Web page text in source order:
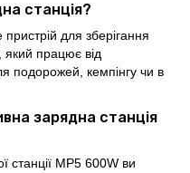
станція?
для зберігання
який працює від
подорожей, кемпінгу чи в
зарядна станція
станції MP5 600W ви